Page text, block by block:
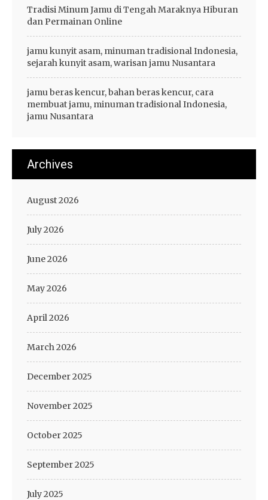
Tradisi Minum Jamu di Tengah Maraknya Hiburan
dan Permainan Online
jamu kunyit asam, minuman tradisional Indonesia,
sejarah kunyit asam, warisan jamu Nusantara
jamu beras kencur, bahan beras kencur, cara
membuat jamu, minuman tradisional Indonesia,
jamu Nusantara
Archives
August 2026
July 2026
June 2026
May 2026
April 2026
March 2026
December 2025
November 2025
October 2025
September 2025
July 2025